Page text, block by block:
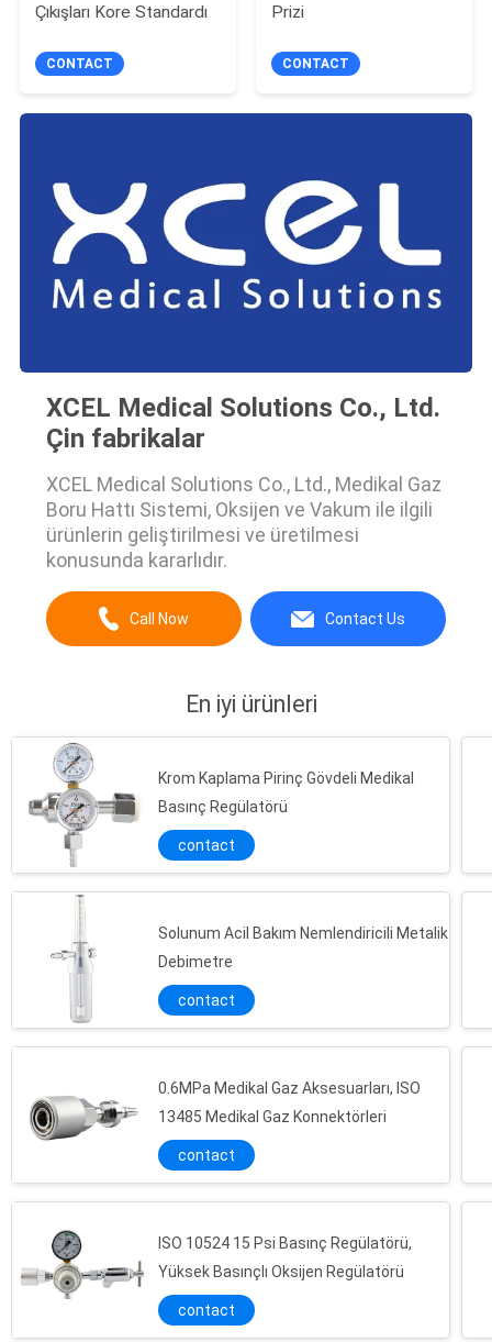
Çıkışları Kore Standardı
CONTACT
Prizi
CONTACT
XCEL Medical Solutions Co., Ltd.
Çin fabrikalar
XCEL Medical Solutions Co., Ltd., Medikal Gaz
Boru Hattı Sistemi, Oksijen ve Vakum ile ilgili
ürünlerin geliştirilmesi ve üretilmesi
konusunda kararlıdır.
Call Now Contact Us
En iyi ürünleri
Krom Kaplama Pirinç Gövdeli Medikal
Basınç Regülatörü
contact
Solunum Acil Bakım Nemlendiricili Metalik
Debimetre
contact
0.6MPa Medikal Gaz Aksesuarları, ISO
13485 Medikal Gaz Konnektörleri
contact
ISO 10524 15 Psi Basınç Regülatörü,
Yüksek Basınçlı Oksijen Regülatörü
contact